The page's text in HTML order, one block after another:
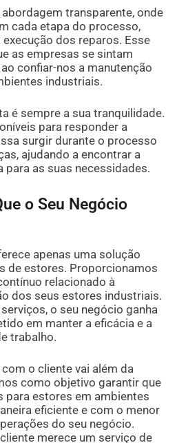
transparente, onde
cada etapa do processo,
dos reparos. Esse
as empresas se sintam
confiar-nos a manutenção
industriais.
é sempre a sua tranquilidade.
para responder a
surgir durante o processo
ajudando a encontrar a
para as suas necessidades.
o Seu Negócio
apenas uma solução
de estores. Proporcionamos
relacionado à
dos seus estores industriais.
o seu negócio ganha
em manter a eficácia e a
trabalho.
o cliente vai além da
como objetivo garantir que
para estores em ambientes
eficiente e com o menor
do seu negócio.
merece um serviço de